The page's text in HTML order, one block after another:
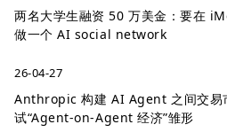
两名大学生融资 50 万美金：要在
做一个 AI social network
26-04-27
Anthropic 构建 AI Agent 之间交易
试“Agent-on-Agent 经济”雏形